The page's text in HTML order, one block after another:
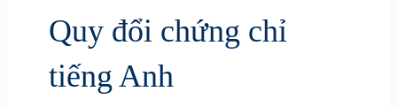
Quy đổi chứng chỉ
tiếng Anh